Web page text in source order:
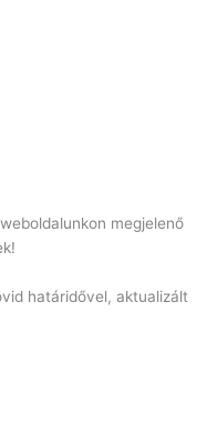
megjelenő
határidővel, aktualizált